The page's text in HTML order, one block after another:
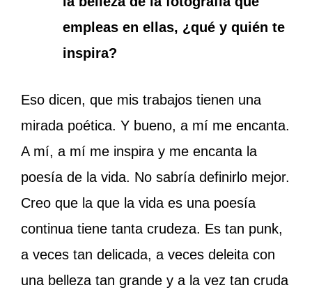
empleas en ellas, ¿qué y quién te
inspira?
Eso dicen, que mis trabajos tienen una
mirada poética. Y bueno, a mí me encanta.
A mí, a mí me inspira y me encanta la
poesía de la vida. No sabría definirlo mejor.
Creo que la que la vida es una poesía
continua tiene tanta crudeza. Es tan punk,
a veces tan delicada, a veces deleita con
una belleza tan grande y a la vez tan cruda